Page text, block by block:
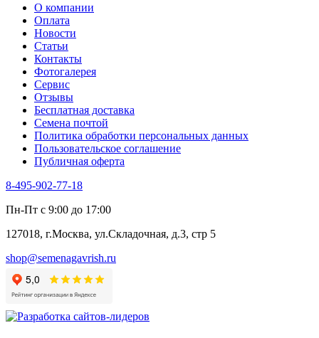
Тмин
Трава для чая
Туласи
Укроп
Фенхель пряный
Хризантема овощная
Цикорий пряный
Цикорий салатный (Витлуф)
Черемша
Шпинат
Щавель
Эндивий
Эстрагон
Алтей
Бессмертник
Валериана
Валерианелла
Гибискус лекарственный
Девясил
Душица
Змееголовник
О компании
Оплата
Новости
Статьи
Контакты
Фотогалерея​
Сервис
Отзывы
Бесплатная доставка
Семена почтой
Политика обработки персональных данных
Пользовательское соглашение
Публичная оферта
8-495-902-77-18
Пн-Пт с 9:00 до 17:00
127018, г.Москва, ул.Складочная, д.3, стр 5
shop@semenagavrish.ru